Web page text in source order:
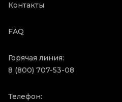
Контакты
FAQ
Горячая линия:
8 (800) 707-53-08
Телефон: